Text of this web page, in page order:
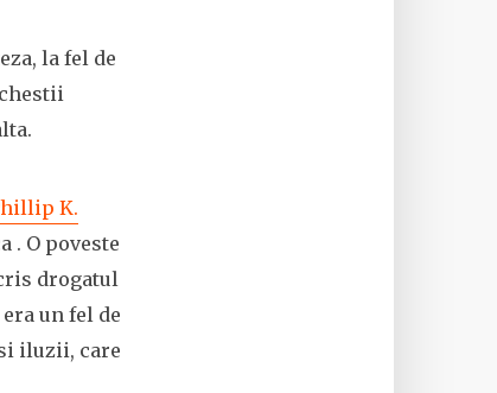
la fel de
K.
. O poveste
drogatul
un fel de
iluzii, care